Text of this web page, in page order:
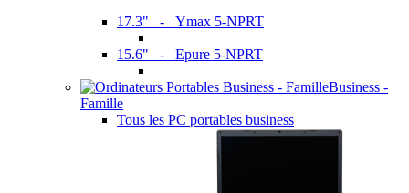
17.3" - Ymax 5-NPRT
15.6" - Epure 5-NPRT
Business -
Famille
Tous les PC portables business